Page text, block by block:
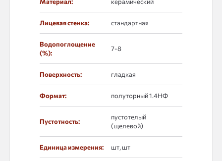
Лицевая стенка: стандартная
Водопоглощение
(%):
7-8
Поверхность: гладкая
Формат: полуторный 1.4НФ
Пустотность:
пустотелый
(щелевой)
Единица измерения: шт, шт